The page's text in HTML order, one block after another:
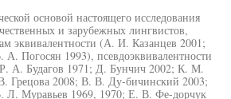
основой настоящего исследования
и зарубежных лингвистов,
эквивалентности (А. И. Казанцев 2001;
Погосян 1993), псевдоэквивалентности
А. Будагов 1971; Д. Бунчич 2002; К. М.
Грецова 2008; В. В. Ду-бичинский 2003;
Муравьев 1969, 1970; Е. В. Фе-дорчук